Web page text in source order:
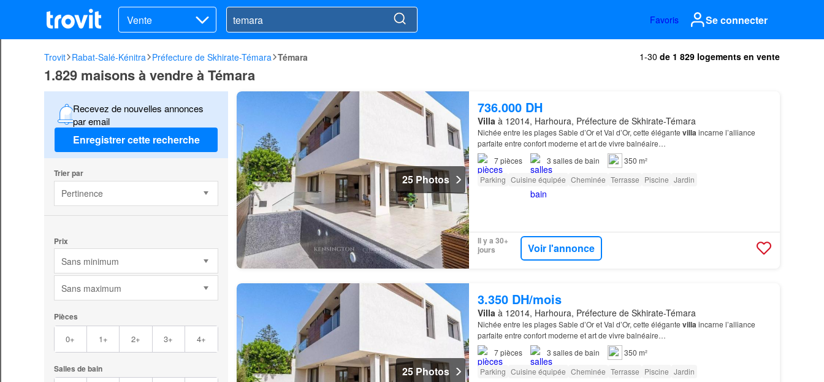
Vente Favoris Se connecter
Trovit Rabat-Salé-Kénitra Préfecture de Skhirate-Témara Témara 1-30 de 1 829 logements en vente
1.829 maisons à vendre à Témara
Recevez de nouvelles annonces
par email
Enregistrer cette recherche
Trier par
Pertinence
Prix
Sans minimum
Sans maximum
Pièces
0+ 1+ 2+ 3+ 4+
Salles de bain
25 Photos
736.000 DH
Villaà 12014, Harhoura, Préfecture de Skhirate-Témara
Nichée entre les plages Sable d’Or et Val d’Or, cette élégante villaincarne l’alliance
parfaite entre confort moderne et art de vivre balnéaire…
7pièces 3 salles de bain
350 m²
Parking Cuisine équipée Cheminée Terrasse Piscine Jardin
Il y a 30+
jours
Voir l'annonce
25 Photos
3.350 DH/mois
Villa à 12014, Harhoura, Préfecture de Skhirate-Témara
Nichée entre les plages Sable d’Or et Val d’Or, cette élégante villaincarne l’alliance
parfaite entre confort moderne et art de vivre balnéaire…
7pièces 3 salles de bain
350 m²
Parking Cuisine équipée Cheminée Terrasse Piscine Jardin